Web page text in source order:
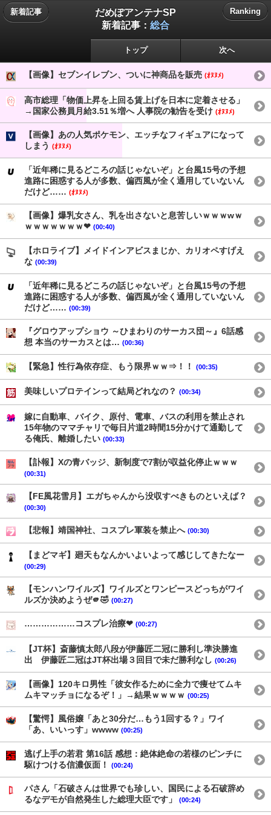
新着記事
だめぽアンテナSP
新着記事： 総合
Ranking
トップ 次へ
【画像】セブンイレブン、ついに神商品を販売 (ｵﾇﾇﾒ)
高市総理「物価上昇を上回る賃上げを日本に定着させる」
→国家公務員月給3.51％増へ 人事院の勧告を受け (ｵﾇﾇﾒ)
【画像】あの人気ポケモン、エッチなフィギュアになって
しまう (ｵﾇﾇﾒ)
「近年稀に見るどころの話じゃないぞ」と台風15号の予想
進路に困惑する人が多数、偏西風が全く通用していないん
だけど…… (ｵﾇﾇﾒ)
【画像】爆乳女さん、乳を出さないと息苦しいｗｗｗwｗ
ｗｗｗｗｗｗｗ❤ (00:40)
【ホロライブ】メイドインアビスまじか、カリオペすげえ
な (00:39)
「近年稀に見るどころの話じゃないぞ」と台風15号の予想
進路に困惑する人が多数、偏西風が全く通用していないん
だけど…… (00:39)
『グロウアップショウ ～ひまわりのサーカス団～』6話感
想 本当のサーカスとは… (00:36)
【緊急】性行為依存症、もう限界ｗｗ⇒！！ (00:35)
美味しいプロテインって結局どれなの？ (00:34)
嫁に自動車、バイク、原付、電車、バスの利用を禁止され
15年物のママチャリで毎日片道2時間15分かけて通勤して
る俺氏、離婚したい (00:33)
【訃報】Xの青バッジ、新制度で7割が収益化停止ｗｗｗ
(00:31)
【FE風花雪月】エガちゃんから没収すべきものといえば？
(00:30)
【悲報】靖国神社、コスプレ軍装を禁止へ (00:30)
【まどマギ】廻天もなんかいよいよって感じしてきたなー
(00:29)
【モンハンワイルズ】ワイルズとワンピースどっちがワイ
ルズか決めようぜ🫵🤣 (00:27)
………………コスプレ治療❤ (00:27)
【JT杯】斎藤慎太郎八段が伊藤匠二冠に勝利し準決勝進
出 伊藤匠二冠はJT杯出場３回目で未だ勝利なし (00:26)
【画像】120キロ男性「彼女作るために全力で痩せてムキ
ムキマッチョになるぞ！」→結果ｗｗｗｗ (00:25)
【驚愕】風俗嬢「あと30分だ…もう1回する？」ワイ
「あ、いいっす」wwww (00:25)
逃げ上手の若君 第16話 感想：絶体絶命の若様のピンチに
駆けつける信濃仮面！
(00:24)
パさん「石破さんは世界でも珍しい、国民による石破辞め
るなデモが自然発生した総理大臣です」
(00:24)